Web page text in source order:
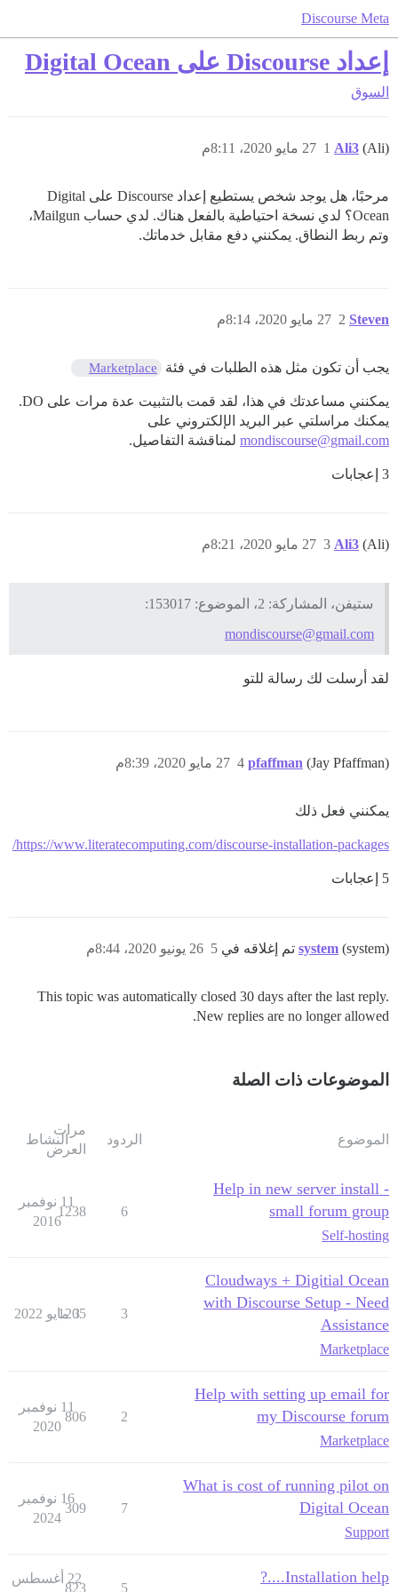
Discourse Meta
إعداد Discourse على Digital Ocean
السوق
Ali3 (Ali) 27 مايو 2020، 8:11م 1
مرحبًا، هل يوجد شخص يستطيع إعداد Discourse على Digital
Ocean؟ لدي نسخة احتياطية بالفعل هناك. لدي حساب Mailgun،
وتم ربط النطاق. يمكنني دفع مقابل خدماتك.
Steven 27 مايو 2020، 8:14م 2
يجب أن تكون مثل هذه الطلبات في فئة Marketplace
يمكنني مساعدتك في هذا، لقد قمت بالتثبيت عدة مرات على DO.
يمكنك مراسلتي عبر البريد الإلكتروني على
mondiscourse@gmail.com لمناقشة التفاصيل.
3 إعجابات
Ali3 (Ali) 27 مايو 2020، 8:21م 3
ستيفن، المشاركة: 2، الموضوع: 153017:
mondiscourse@gmail.com
لقد أرسلت لك رسالة للتو
pfaffman (Jay Pfaffman) 27 مايو 2020، 8:39م 4
يمكنني فعل ذلك
https://www.literatecomputing.com/discourse-installation-packages/
5 إعجابات
system (system) تم إغلاقه في 26 يونيو 2020، 8:44م 5
This topic was automatically closed 30 days after the last reply.
New replies are no longer allowed.
الموضوعات ذات الصلة
الموضوع الردود
مرات
العرض
النشاط
Help in new server install -
small forum group
Self-hosting
6
1238
11 نوفمبر
2016
Cloudways + Digitial Ocean
with Discourse Setup - Need
Assistance
Marketplace
3
1205
3 مايو 2022
Help with setting up email for
my Discourse forum
Marketplace
2
806
11 نوفمبر
2020
What is cost of running pilot on
Digital Ocean
Support
7
309
16 نوفمبر
2024
Installation help....?
5
823
22 أغسطس